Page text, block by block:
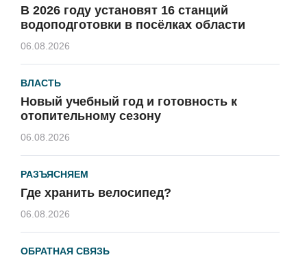
В 2026 году установят 16 станций
водоподготовки в посёлках области
06.08.2026
ВЛАСТЬ
Новый учебный год и готовность к
отопительному сезону
06.08.2026
РАЗЪЯСНЯЕМ
Где хранить велосипед?
06.08.2026
ОБРАТНАЯ СВЯЗЬ